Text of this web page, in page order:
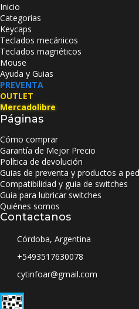
Inicio
Categorías
Keycaps
Teclados mecánicos
Teclados magnéticos
Mouse
Ayuda y Guias
PREVENTA
OUTLET
Mercadolibre
Páginas
Cómo comprar
Garantía de Mejor Precio
Política de devolución
Guias de preventa y productos a
Compatibilidad y guia de switches
Guia para lubricar switches
Quiénes somos
Contactanos
Córdoba, Argentina
+5493517630078
cytinfoar@gmail.com